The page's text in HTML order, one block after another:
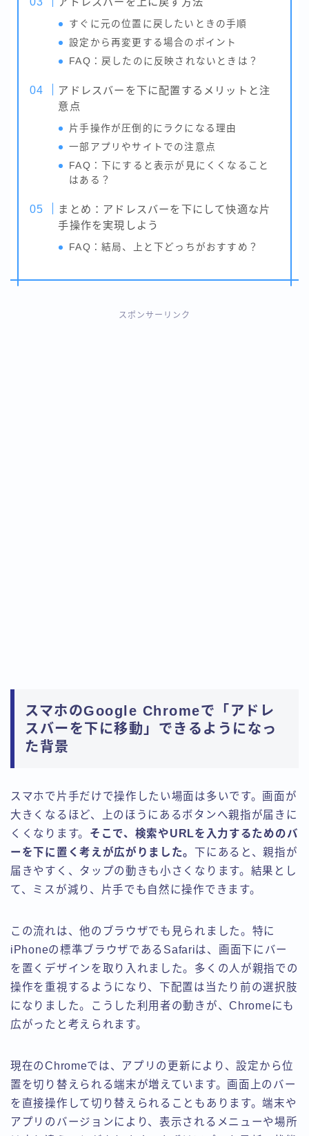
すぐに元の位置に戻したいときの手順
設定から再変更する場合のポイント
FAQ：戻したのに反映されないときは？
アドレスバーを下に配置するメリットと注
意点
片手操作が圧倒的にラクになる理由
一部アプリやサイトでの注意点
FAQ：下にすると表示が見にくくなること
はある？
まとめ：アドレスバーを下にして快適な片
手操作を実現しよう
FAQ：結局、上と下どっちがおすすめ？
スポンサーリンク
スマホのGoogle Chromeで「アドレ
スバーを下に移動」できるようになっ
た背景
スマホで片手だけで操作したい場面は多いです。画面が
大きくなるほど、上のほうにあるボタンへ親指が届きに
くくなります。 そこで、検索やURLを入力するためのバ
ーを下に置く考えが広がりました。下にあると、親指が
届きやすく、タップの動きも小さくなります。結果とし
て、ミスが減り、片手でも自然に操作できます。
この流れは、他のブラウザでも見られました。特に
iPhoneの標準ブラウザであるSafariは、画面下にバー
を置くデザインを取り入れました。多くの人が親指での
操作を重視するようになり、下配置は当たり前の選択肢
になりました。こうした利用者の動きが、Chromeにも
広がったと考えられます。
現在のChromeでは、アプリの更新により、設定から位
置を切り替えられる端末が増えています。画面上のバー
を直接操作して切り替えられることもあります。端末や
アプリのバージョンにより、表示されるメニューや場所